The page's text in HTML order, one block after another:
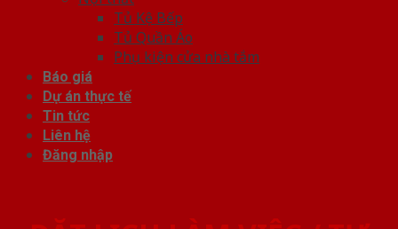
Tủ Kệ Bếp
Tủ Quần Áo
Phụ kiện cửa nhà tắm
Báo giá
Dự án thực tế
Tin tức
Liên hệ
Đăng nhập